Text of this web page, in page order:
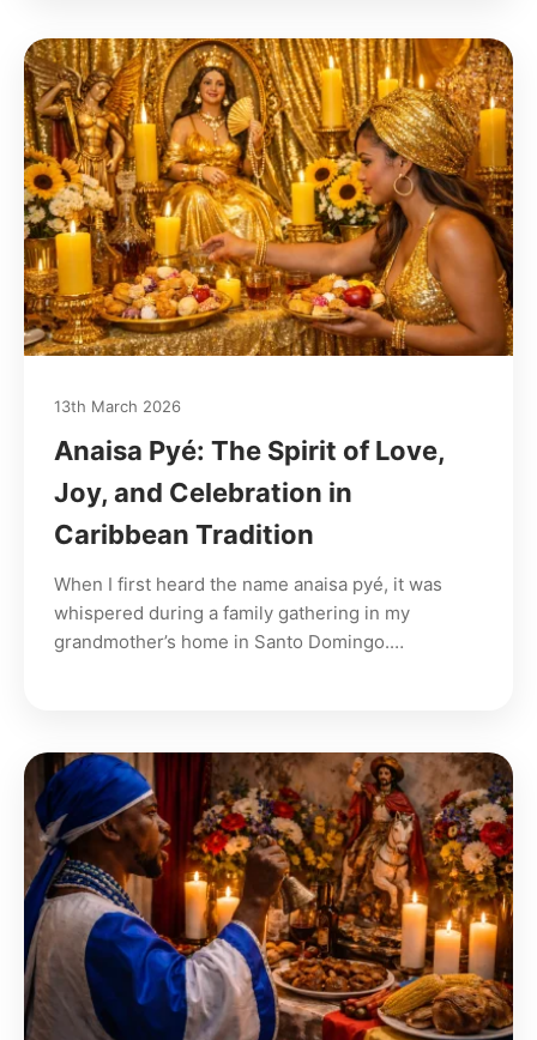
13th March 2026
Anaisa Pyé: The Spirit of Love,
Joy, and Celebration in
Caribbean Tradition
When I first heard the name anaisa pyé, it was
whispered during a family gathering in my
grandmother’s home in Santo Domingo.…